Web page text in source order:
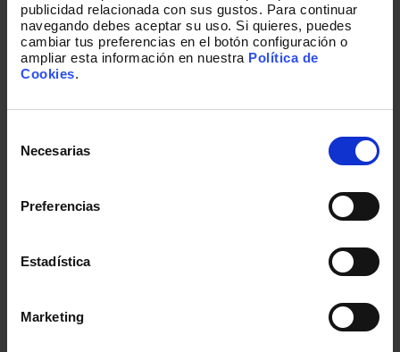
publicidad relacionada con sus gustos. Para continuar
navegando debes aceptar su uso. Si quieres, puedes
cambiar tus preferencias en el botón configuración o
ampliar esta información en nuestra Política de
Cookies.
Necesarias
Preferencias
Estadística
Marketing
«Si el líder asume el papel de víctima, se
protagonista, entonces tiene las cosas claras y
tanto en el ámbito laboral como en lo personal,
ya sea como gerentes o padre de familia.»,
señala Francisco Villalta, Experto y Director de